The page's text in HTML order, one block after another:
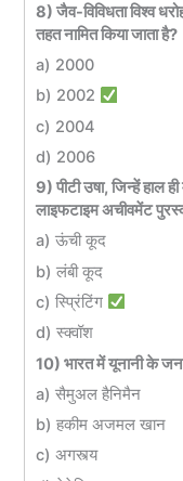
8) जैव-विविधता विश्व
तहत नामित किया जाता है?
a) 2000
b) 2002
c) 2004
d) 2006
9) पीटी उषा, जिन्हें हाल
लाइफटाइम अचीवमेंट
a) ऊंची कूद
b) लंबी कूद
c) स्प्रिंटिंग
d) स्क्वॉश
10) भारत में यूनानी के
a) सैमुअल हैनिमैन
b) हकीम अजमल खान
c) अगस्त्य